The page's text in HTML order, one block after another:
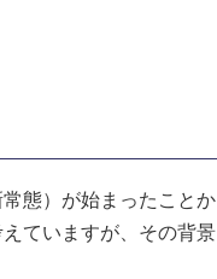
）が始まったことか
ていますが、その背景